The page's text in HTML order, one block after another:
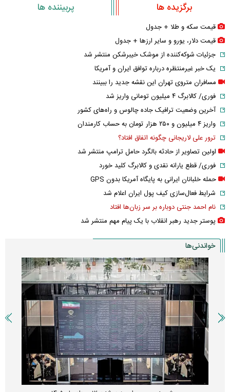
برگزیده ها پربیننده ها
قیمت سکه و طلا + جدول
قیمت دلار، یورو و سایر ارز‌ها + جدول
جزئیات شوکه‌کننده از موشک خیبرشکن منتشر شد
یک خبر غیرمنتظره درباره توافق ایران و آمریکا
مسافران متروی تهران این نقشه جدید را ببینند
فوری/ کالابرگ ۴ میلیون تومانی واریز شد
آخرین وضعیت ترافیک جاده چالوس و راه‌های کشور
واریز ۴ میلیون و ۲۵۰ هزار تومان به حساب کارمندان
ترور علی لاریجانی چگونه اتفاق افتاد؟
اولین تصاویر از حادثه بالگرد حامل ترامپ منتشر شد
فوری/ قطع یارانه نقدی و کالابرگ کلید خورد
حمله خلبانان ایرانی به پایگاه آمریکا بدون GPS
شرایط فعال‌سازی کیف پول ایران اعلام شد
نام احمد جنتی دوباره بر سر زبان‌ها افتاد
پوستر جدید رهبر انقلاب با یک پیام مهم منتشر شد
خواندنی‌ها